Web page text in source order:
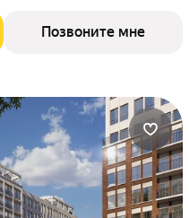
Позвоните мне